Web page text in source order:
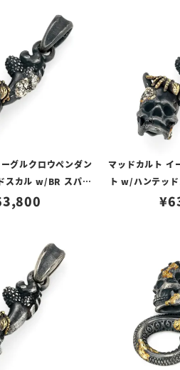
グルクロウペンダン
スカル w/BR スパイ
メルティング＆ラス
マッドカルト イ
ト w/ハンテッ
ダー w/プラチ
¥